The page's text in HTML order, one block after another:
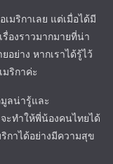
เมริกาเลย แต่เมื่อได้มี
องราวมากมายที่น่า
อย่าง หากเราได้รู้ไว้
ริกาค่ะ
ลน่ารู้และ
ะทำให้พี่น้องคนไทยได้
กาได้อย่างมีความสุข